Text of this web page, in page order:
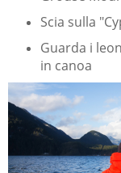
Scia sulla
Guarda i
in canoa